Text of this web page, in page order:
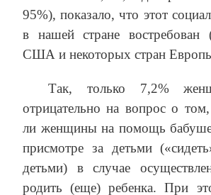
95%), показало, что этот
в нашей стране востребован
США и некоторых стран
Так, только 7,2%
отрицательно на вопрос о
ли женщины на помощь
присмотре за детьми
детьми) в случае
родить (еще) ребенка. При